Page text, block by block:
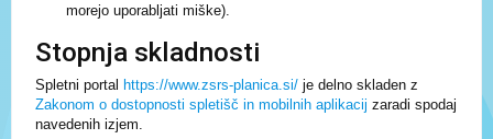
morejo uporabljati miške).
Stopnja skladnosti
Spletni portal https://www.zsrs-planica.si/ je delno skladen z
Zakonom o dostopnosti spletišč in mobilnih aplikacij zaradi spodaj
navedenih izjem.